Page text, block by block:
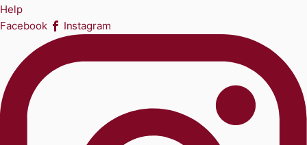
Help
Facebook
Instagram